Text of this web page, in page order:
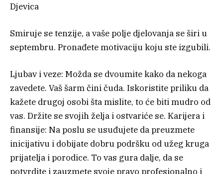
Djevica
Smiruje se tenzije, a vaše polje djelovanja se širi u
septembru. Pronađete motivaciju koju ste izgubili.
Ljubav i veze: Možda se dvoumite kako da nekoga
zavedete. Vaš šarm čini čuda. Iskoristite priliku da
kažete drugoj osobi šta mislite, to će biti mudro od
vas. Držite se svojih želja i ostvariće se. Karijera i
finansije: Na poslu se usuđujete da preuzmete
inicijativu i dobijate dobru podršku od užeg kruga
prijatelja i porodice. To vas gura dalje, da se
potvrdite i zauzmete svoje pravo profesionalno i